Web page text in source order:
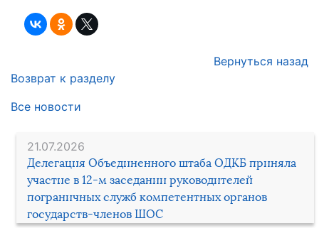
21.07.2026
Делегация Объединенного штаба ОДКБ приняла
участие в 12-м заседании руководителей
пограничных служб компетентных органов
государств-членов ШОС
Вернуться назад
Возврат к разделу
Все новости